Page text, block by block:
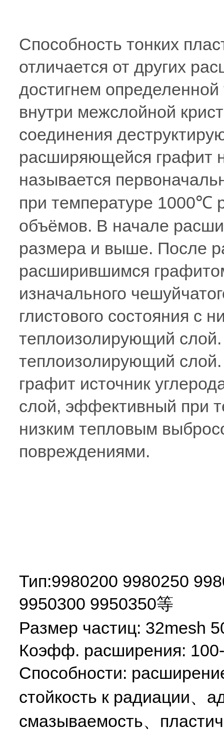
Способность тонких
отличается от других
достигнем
внутри межслойной
соединения
расширяющейся графит
называется
при температуре 1000℃
объёмов. В начале
размера и выше. После
расширившимся
изначального
глистового состояния с
теплоизолирующий
теплоизолирующий
графит источник
слой, эффективный при
низким тепловым
повреждениями.
Тип:9980200 9980250
9950300 9950350等
Размер частиц: 32mesh
Коэфф. расширения:
Cпособности:
стойкость к радиации、
смазываемость、